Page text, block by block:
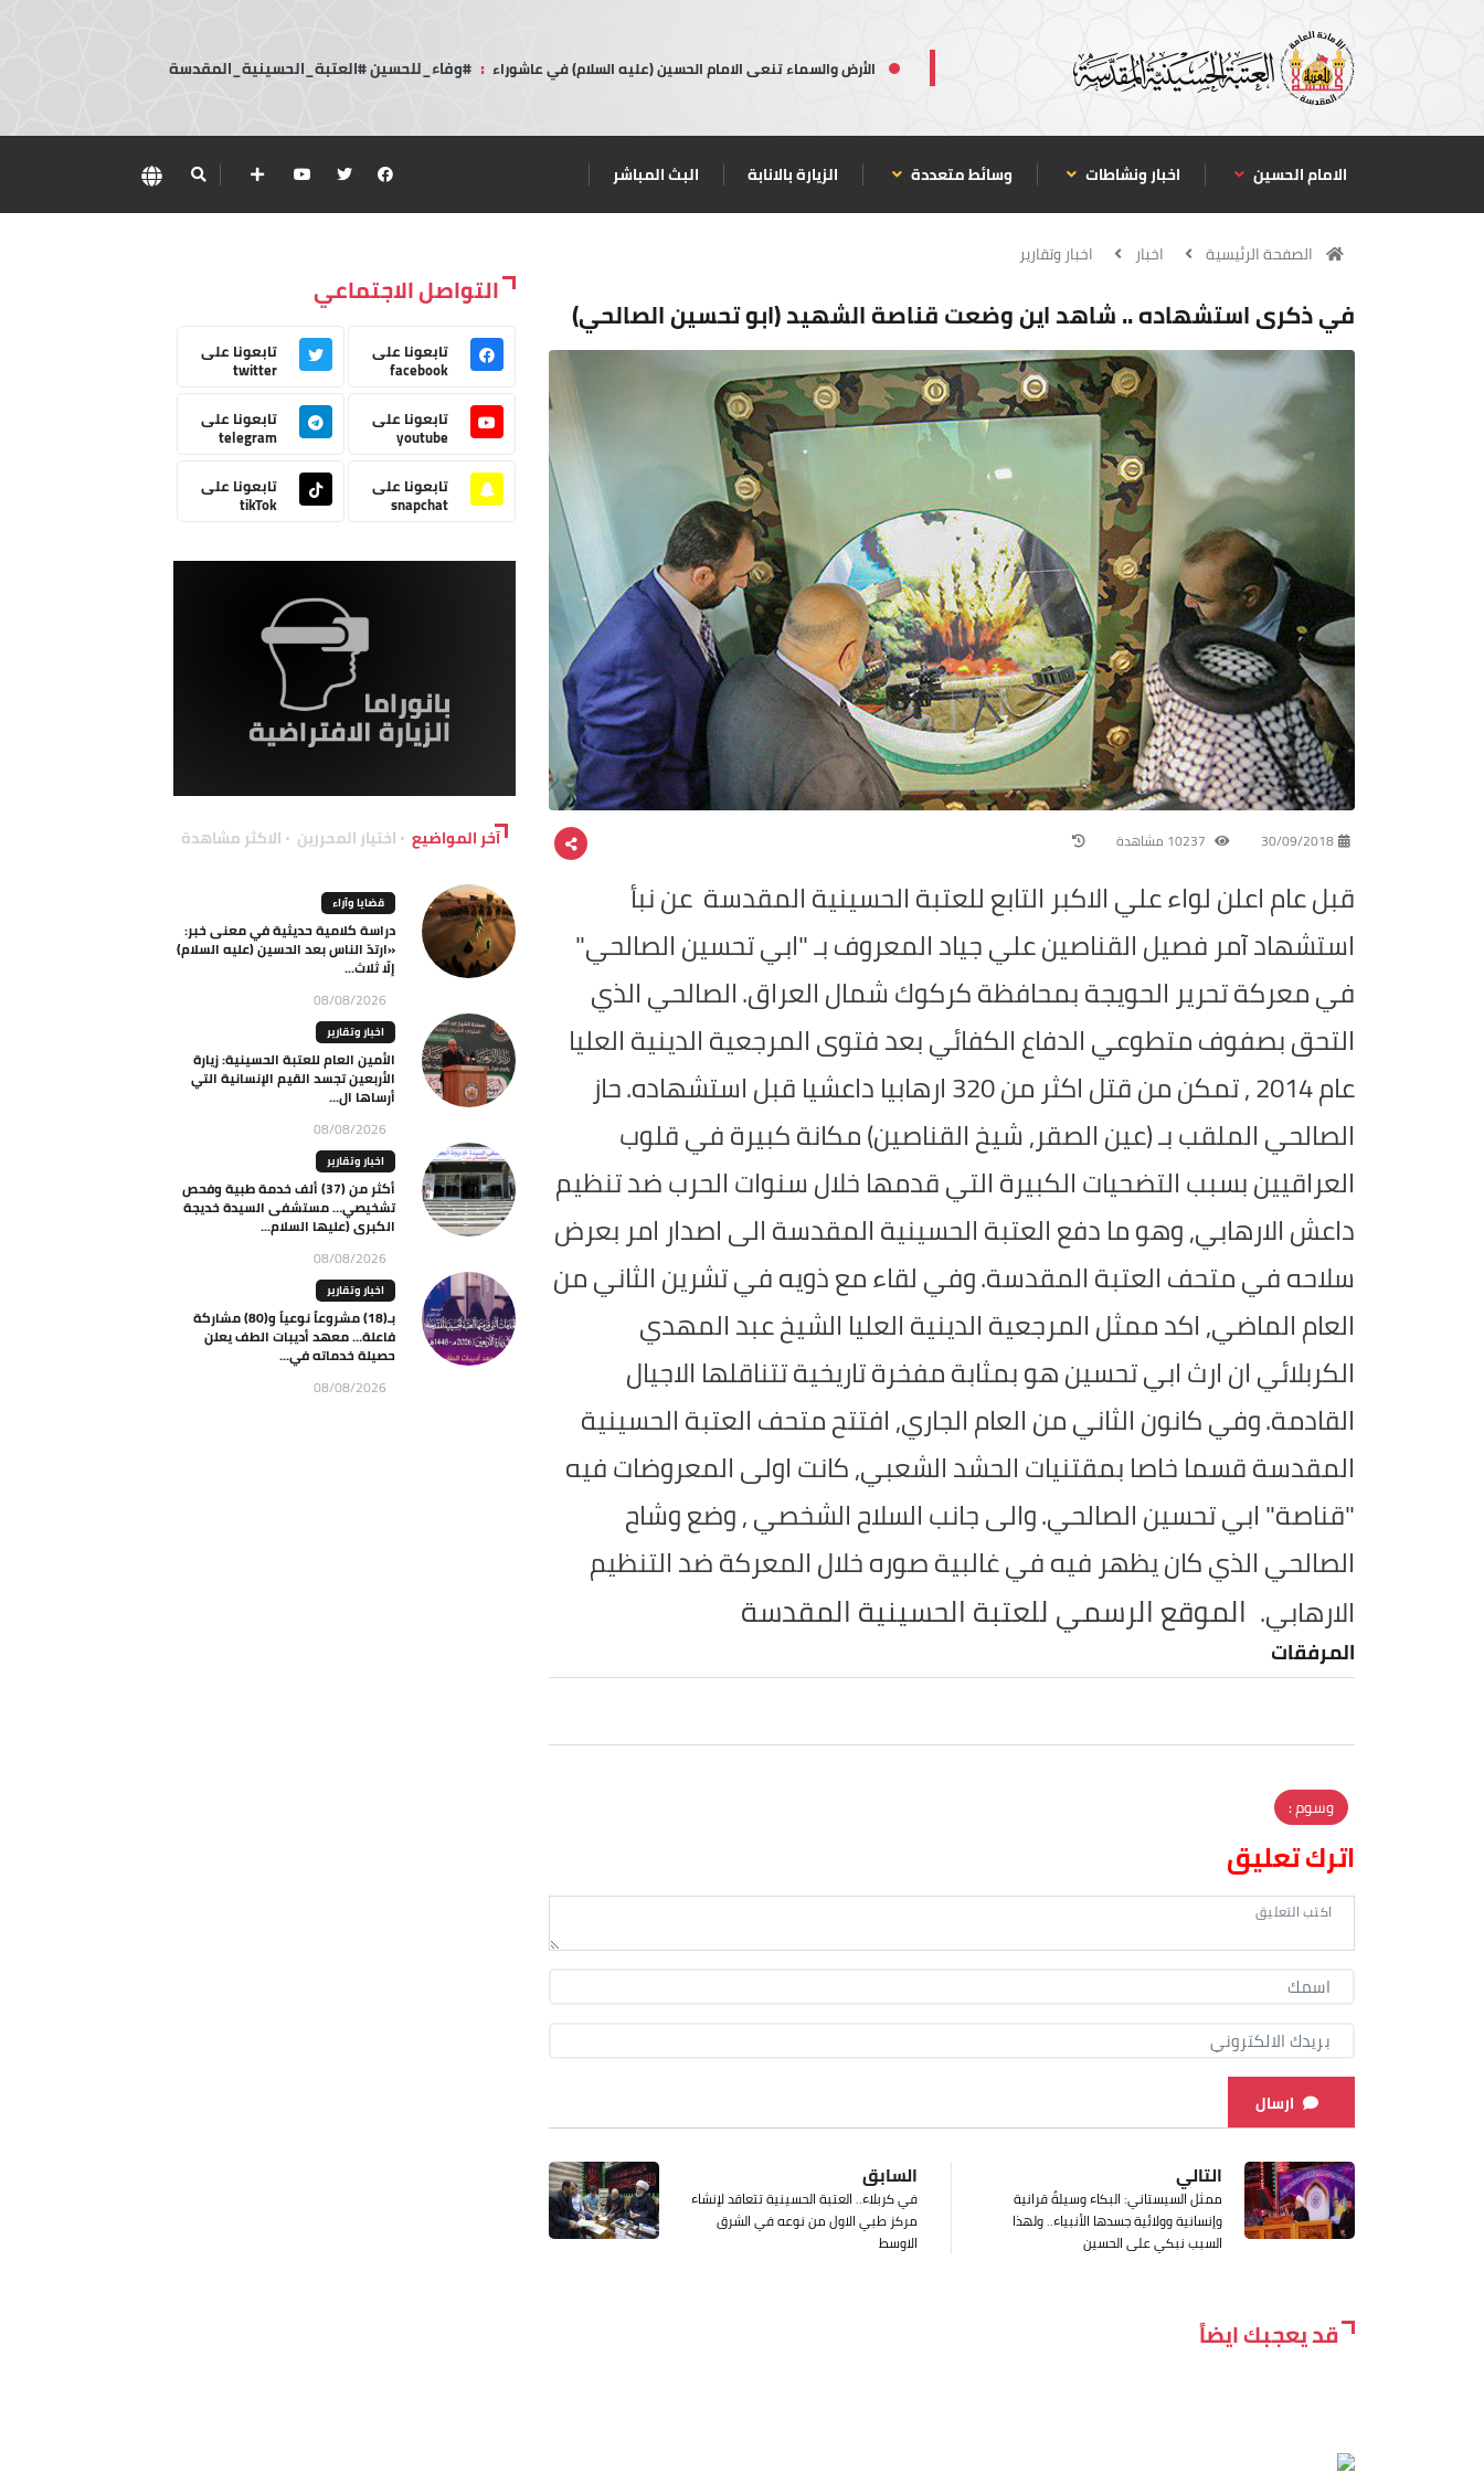
الأرض والسماء تنعى الامام الحسين (عليه السلام) في عاشوراء : #وفاء_للحسين #العتبة_الحسينية_المقدسة
الامام الحسين اخبار ونشاطات وسائط متعددة الزيارة بالانابة البث المباشر
الصفحة الرئيسية اخبار اخبار وتقارير
في ذكرى استشهاده .. شاهد اين وضعت قناصة الشهيد (ابو تحسين الصالحي)
30/09/2018
قبل عام اعلن لواء علي الاكبر التابع للعتبة الحسينية المقدسة عن نبأ
استشهاد آمر فصيل القناصين علي جياد المعروف بـ "ابي تحسين الصالحي"
في معركة تحرير الحويجة بمحافظة كركوك شمال العراق.الصالحي الذي
التحق بصفوف متطوعي الدفاع الكفائي بعد فتوى المرجعية الدينية العليا
عام 2014 , تمكن من قتل اكثر من 320 ارهابيا داعشيا قبل استشهاده.
حاز
الصالحي الملقب بـ (عين الصقر, شيخ القناصين) مكانة كبيرة في قلوب
العراقيين بسبب التضحيات الكبيرة التي قدمها خلال سنوات الحرب ضد تنظيم
داعش الارهابي, وهو ما دفع العتبة الحسينية المقدسة الى اصدار امر بعرض
سلاحه في متحف العتبة المقدسة.وفي لقاء مع ذويه في تشرين الثاني من
العام الماضي, اكد ممثل المرجعية الدينية العليا الشيخ عبد المهدي
الكربلائي ان ارث ابي تحسين هو بمثابة مفخرة تاريخية تتناقلها الاجيال
القادمة.وفي كانون الثاني من العام الجاري, افتتح متحف العتبة الحسينية
المقدسة قسما خاصا بمقتنيات الحشد الشعبي, كانت اولى المعروضات فيه
"قناصة" ابي تحسين الصالحي.والى جانب السلاح الشخصي , وضع وشاح
الصالحي الذي كان يظهر فيه في غالبية صوره خلال المعركة ضد التنظيم
الارهابي. الموقع الرسمي للعتبة الحسينية المقدسة
المرفقات
وسوم :
اترك تعليق
ارسال
السابق
في كربلاء.. العتبة الحسينية تتعاقد لإنشاء
مركز طبي الاول من نوعه في الشرق
الاوسط
التالي
ممثل السيستاني: البكاء وسيلةٌ قرانية
وإنسانية وولائية جسدها الأنبياء.. ولهذا
السبب نبكي على الحسين
قد يعجبك ايضاً
التواصل الاجتماعي
تابعونا على
facebook
تابعونا على
twitter
تابعونا على
youtube
تابعونا على
telegram
تابعونا على
snapchat
تابعونا على
tikTok
آخر المواضيع اختيار المحررين الاكثر مشاهدة
قضايا وآراء
دراسة كلامية حديثية في معنى خبر:
«ارتدّ الناس بعد الحسين (عليه السلام)
إلّا ثلاث...
08/08/2026
اخبار وتقارير
الأمين العام للعتبة الحسينية: زيارة
الأربعين تجسد القيم الإنسانية التي
أرساها ال...
08/08/2026
اخبار وتقارير
أكثر من (37) ألف خدمة طبية وفحص
تشخيصي… مستشفى السيدة خديجة
الكبرى (عليها السلام...
08/08/2026
اخبار وتقارير
بـ(18) مشروعاً نوعياً و(80) مشاركة
فاعلة… معهد أديبات الطف يعلن
حصيلة خدماته في...
08/08/2026